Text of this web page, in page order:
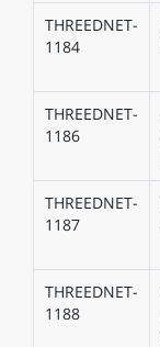
THREEDNET-
1184
THREEDNET-
1186
THREEDNET-
1187
THREEDNET-
1188